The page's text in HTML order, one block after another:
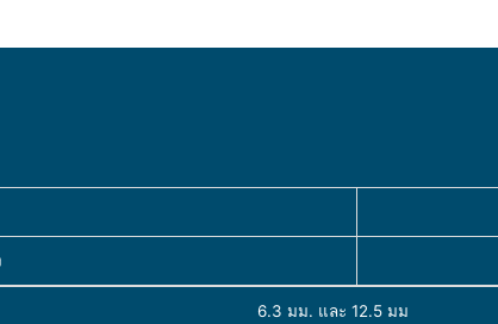
6.3 มม. และ 12.5 มม